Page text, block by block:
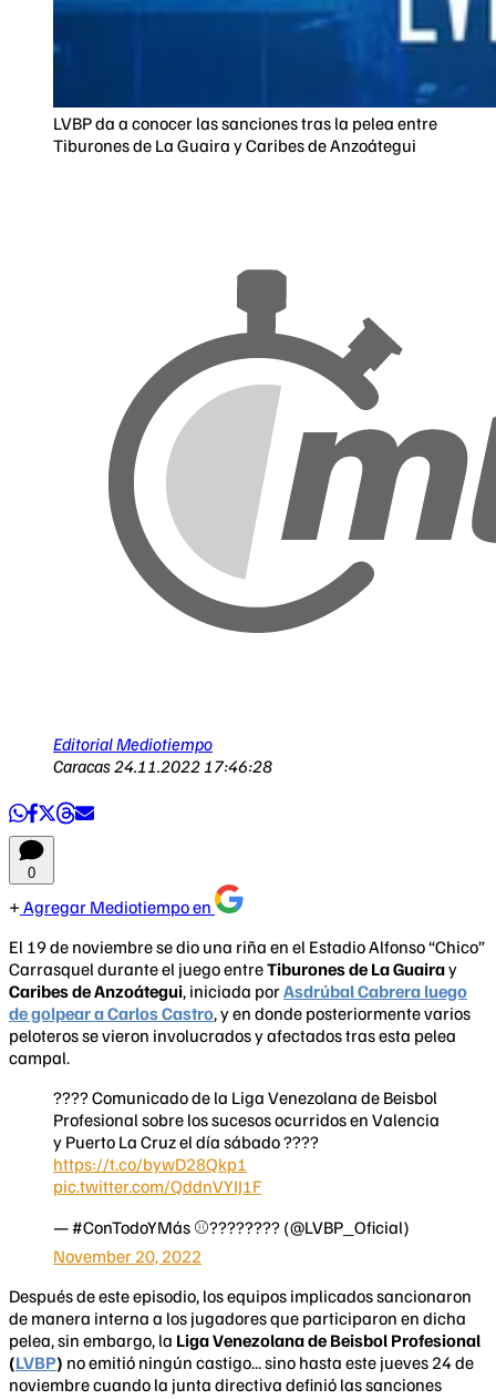
LVBP da a conocer las sanciones tras la pelea entre
Tiburones de La Guaira y Caribes de Anzoátegui
Editorial Mediotiempo
Caracas24.11.2022 17:46:28
0
Agregar Mediotiempo en
El 19 de noviembre se dio una riña en el Estadio Alfonso “Chico”
Carrasquel durante el juego entreTiburones de La Guairay
Caribes de Anzoátegui, iniciada porAsdrúbal Cabrera luego
de golpear a Carlos Castro, y en donde posteriormente varios
peloteros se vieron involucrados y afectados tras esta pelea
campal.
???? Comunicado de la Liga Venezolana de Beisbol
Profesional sobre los sucesos ocurridos en Valencia
y Puerto La Cruz el día sábado ????
https://t.co/bywD28Qkp1
pic.twitter.com/QddnVYIJ1F
— #ConTodoYMás ⚾️???????? (@LVBP_Oficial)
November 20, 2022
Después de este episodio, los equipos implicados sancionaron
de manera interna a los jugadores que participaron en dicha
pelea, sin embargo, la Liga Venezolana de Beisbol Profesional
(LVBP) no emitió ningún castigo... sino hasta este jueves 24 de
noviembre cuando la junta directiva definió las sanciones